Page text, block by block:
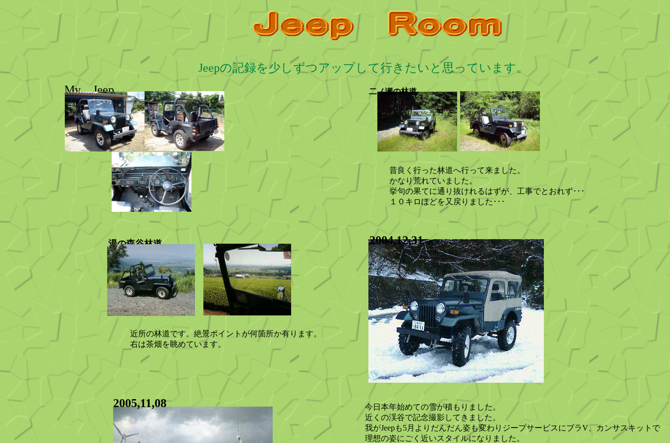
Jeepの記録を少しずつアップして行きたいと思っています。
My Jeep
昔良く行った林道へ行って来ました。
かなり荒れていました。
挙句の果てに通り抜けれるはずが、工事でとおれず･･･
１０キロほどを又戻りました･･･
二ノ瀬の林道
湯の森谷林道
近所の林道です。絶景ポイントが何箇所か有ります。
右は茶畑を眺めています。
2004,12,31
今日本年始めての雪が積もりました。
近くの渓谷で記念撮影してきました。
我がJeepも5月よりだんだん姿も変わりジープサービスにブラV、カンサスキットで
理想の姿にごく近いスタイルになりました。
2005,11,08